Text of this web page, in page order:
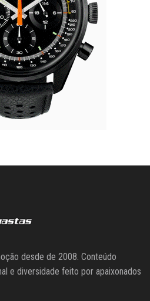
desde de 2008. Conteúdo
e diversidade feito por apaixonados